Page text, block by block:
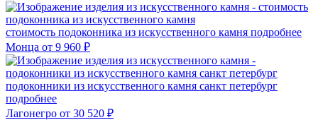
стоимость подоконника из искусственного камня подробнее
Монца от 9 960 ₽
подоконники из искусственного камня санкт петербург
подробнее
Лагонегро от 30 520 ₽